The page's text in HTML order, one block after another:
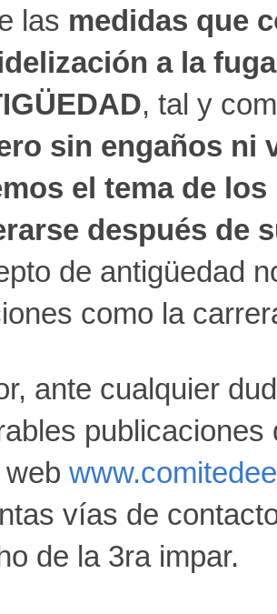
las medidas que
a la
, tal y
sin engaños ni
el tema de
después de
de antigüedad
como la
ante cualquier
vías de
de la 3ra impar.